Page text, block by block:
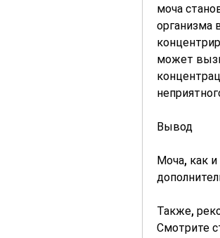
моча
организма
может
Вывод
Моча, как
Также,
Смотрите